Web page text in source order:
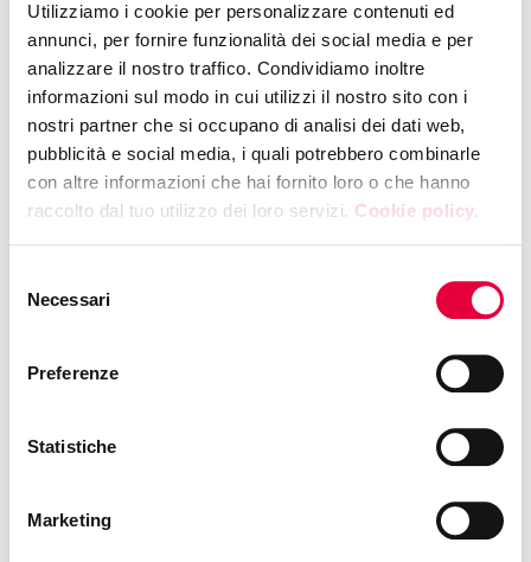
Utilizziamo i cookie per personalizzare contenuti ed
annunci, per fornire funzionalità dei social media e per
analizzare il nostro traffico. Condividiamo inoltre
informazioni sul modo in cui utilizzi il nostro sito con i
nostri partner che si occupano di analisi dei dati web,
pubblicità e social media, i quali potrebbero combinarle
con altre informazioni che hai fornito loro o che hanno
raccolto dal tuo utilizzo dei loro servizi. Cookie policy.
delNecessari
Preferenze
Statistiche
Marketing
Presented by
Consorzio Olio EVO Terre di